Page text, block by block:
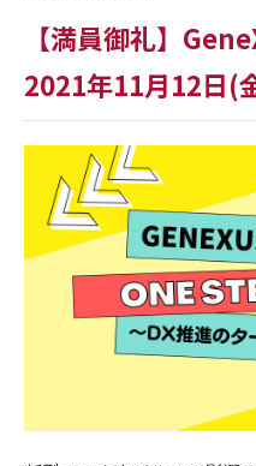
【満員御礼】
2021年11月12日(